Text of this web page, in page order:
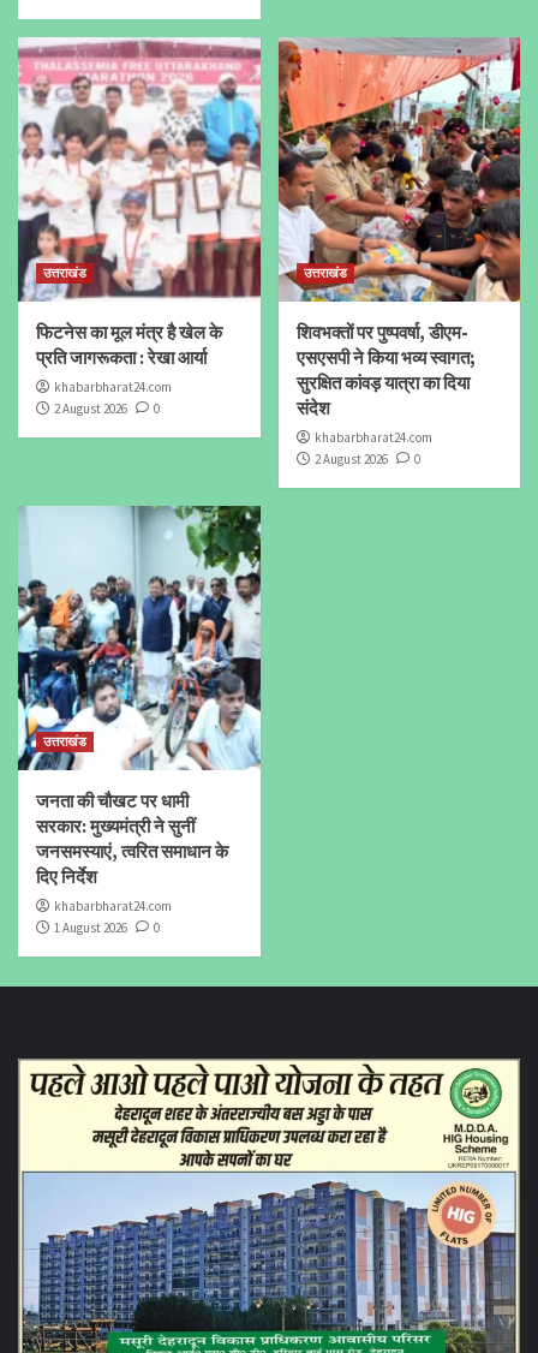
उत्तराखंड
फिटनेस का मूल मंत्र है खेल के
प्रति जागरूकता : रेखा आर्या
khabarbharat24.com
2 August 2026
0
उत्तराखंड
शिवभक्तों पर पुष्पवर्षा, डीएम-
एसएसपी ने किया भव्य स्वागत;
सुरक्षित कांवड़ यात्रा का दिया
संदेश
khabarbharat24.com
2 August 2026
0
उत्तराखंड
जनता की चौखट पर धामी
सरकार: मुख्यमंत्री ने सुनीं
जनसमस्याएं, त्वरित समाधान के
दिए निर्देश
khabarbharat24.com
1 August 2026
0